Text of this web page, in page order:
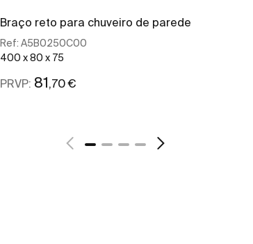
Braço reto para chuveiro de parede
Ref: A5B0250C00
400 x 80 x 75
PRVP: 81 ,70 €